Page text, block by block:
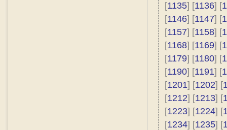
[1135] [1136] [
[1146] [1147] [
[1157] [1158] [
[1168] [1169] [
[1179] [1180] [
[1190] [1191] [
[1201] [1202] [
[1212] [1213] [
[1223] [1224] [
[1234] [1235] [